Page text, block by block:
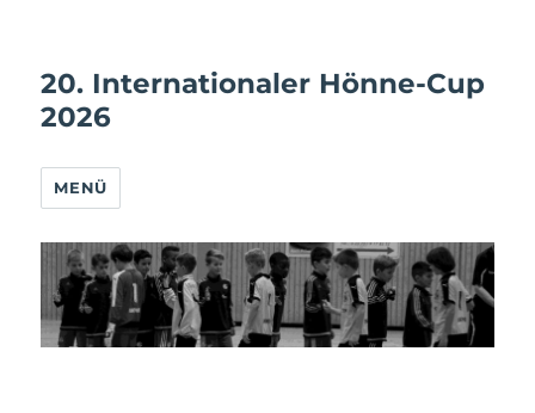
20. Internationaler Hönne-Cup
2026
MENÜ